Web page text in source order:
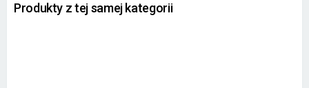
Produkty z tej samej kategorii